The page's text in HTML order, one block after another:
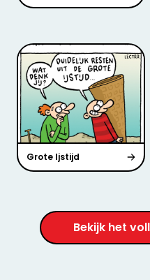
Grote Ijstijd
Bekijk het